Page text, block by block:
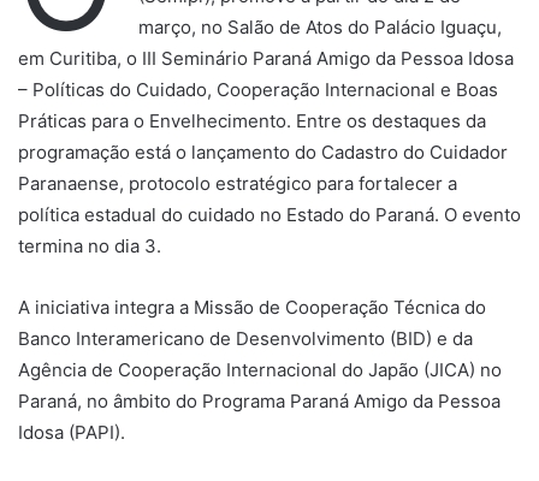
março, no Salão de Atos do Palácio Iguaçu,
em Curitiba, o III Seminário Paraná Amigo da Pessoa Idosa
– Políticas do Cuidado, Cooperação Internacional e Boas
Práticas para o Envelhecimento. Entre os destaques da
programação está o lançamento do Cadastro do Cuidador
Paranaense, protocolo estratégico para fortalecer a
política estadual do cuidado no Estado do Paraná. O evento
termina no dia 3.
A iniciativa integra a Missão de Cooperação Técnica do
Banco Interamericano de Desenvolvimento (BID) e da
Agência de Cooperação Internacional do Japão (JICA) no
Paraná, no âmbito do Programa Paraná Amigo da Pessoa
Idosa (PAPI).